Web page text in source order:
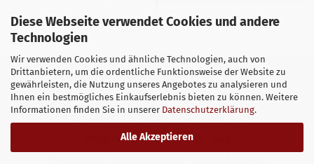
Diese Webseite verwendet Cookies und andere
Technologien
Wir verwenden Cookies und ähnliche Technologien, auch von
Drittanbietern, um die ordentliche Funktionsweise der Website zu
gewährleisten, die Nutzung unseres Angebotes zu analysieren und
Ihnen ein bestmögliches Einkaufserlebnis bieten zu können. Weitere
Informationen finden Sie in unserer Datenschutzerklärung.
Alle Akzeptieren
Sitzung unterbrochen Impressum
Kontakt
Versand- & Zahlungsbedingungen
Widerrufsrecht & Muster-Widerrufsformular
Besuchen Sie uns in Wörgl